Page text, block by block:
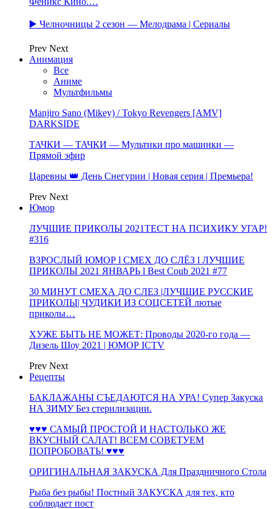
▶️ Челночницы 2 сезон — Мелодрама | Сериалы
Prev Next
Анимация
Все
Аниме
Мультфильмы
Manjiro Sano (Mikey) / Tokyo Revengers [AMV]
DARKSIDE
ТАЧКИ — ТАЧКИ — Мультики про машинки —
Прямой эфир
Царевны 👑 День Снегурии | Новая серия | Премьера!
Prev Next
Юмор
ЛУЧШИЕ ПРИКОЛЫ 2021ТЕСТ НА ПСИХИКУ УГАР!
#316
ВЗРОСЛЫЙ ЮМОР l СМЕХ ДО СЛЁЗ l ЛУЧШИЕ
ПРИКОЛЫ 2021 ЯНВАРЬ l Best Coub 2021 #77
30 МИНУТ СМЕХА ДО СЛЕЗ |ЛУЧШИЕ РУССКИЕ
ПРИКОЛЫ| ЧУДИКИ ИЗ СОЦСЕТЕЙ лютые
приколы…
ХУЖЕ БЫТЬ НЕ МОЖЕТ: Проводы 2020-го года —
Дизель Шоу 2021 | ЮМОР ICTV
Prev Next
Рецепты
БАКЛАЖАНЫ СЪЕДАЮТСЯ НА УРА! Супер Закуска
НА ЗИМУ Без стерилизации.
♥♥♥ САМЫЙ ПРОСТОЙ И НАСТОЛЬКО ЖЕ
ВКУСНЫЙ САЛАТ! ВСЕМ СОВЕТУЕМ
ПОПРОБОВАТЬ! ♥♥♥
ОРИГИНАЛЬНАЯ ЗАКУСКА Для Праздничного Стола
Рыба без рыбы! Постный ЗАКУСКА для тех, кто
соблюдает пост